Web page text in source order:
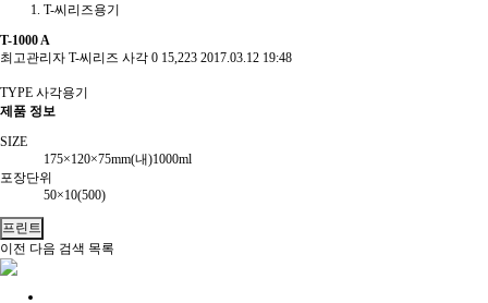
T-씨리즈용기
T-1000 A
최고관리자 T-씨리즈 사각 0 15,223 2017.03.12 19:48
TYPE 사각용기
제품 정보
SIZE
175×120×75mm(내)1000ml
포장단위
50×10(500)
프린트
이전 다음 검색 목록